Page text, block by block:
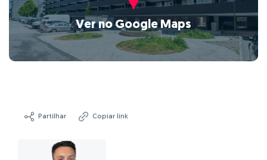
Ver no Google Maps
Partilhar Copiar link